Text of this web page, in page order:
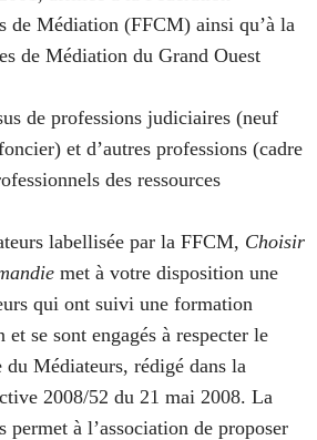
de Médiation (FFCM) ainsi qu’à la
de Médiation du Grand Ouest
de professions judiciaires (neuf
et d’autres professions (cadre
des ressources
labellisée par la FFCM, Choisir
met à votre disposition une
qui ont suivi une formation
se sont engagés à respecter le
Médiateurs, rédigé dans la
2008/52 du 21 mai 2008. La
permet à l’association de proposer